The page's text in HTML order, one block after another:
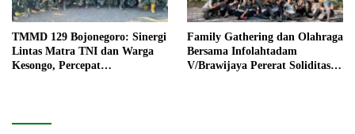
TMMD 129 Bojonegoro: Sinergi
Lintas Matra TNI dan Warga
Kesongo, Percepat
Family Gathering dan Olahraga
Bersama Infolahtadam
V/Brawijaya Pererat Soliditas